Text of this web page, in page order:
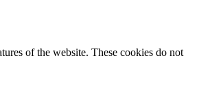
of the website. These cookies do not